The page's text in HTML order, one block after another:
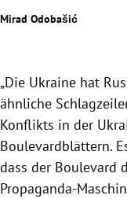
Untermenü
Untermenü
Mirad Odobašić
„Die Ukraine hat
ähnliche
Konflikts in der
Boulevardblättern.
dass der Boulevard
Propaganda-